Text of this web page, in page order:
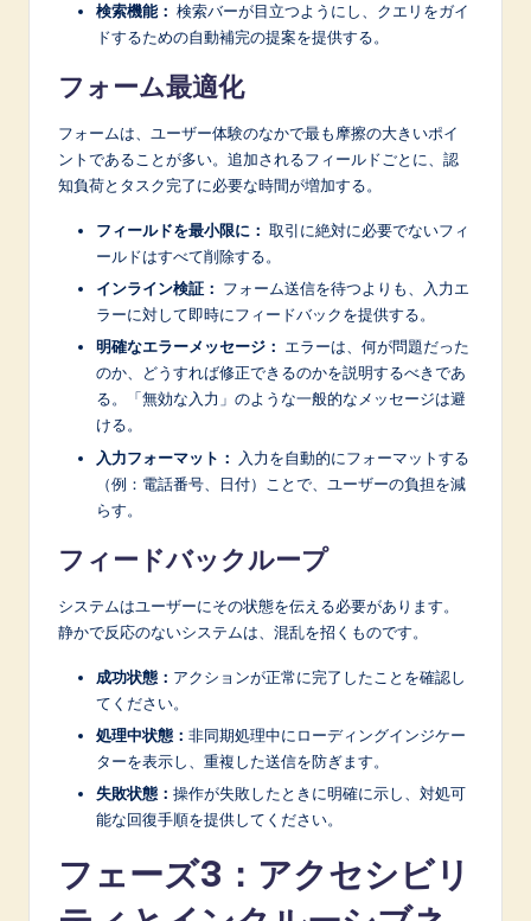
検索機能： 検索バーが目立つようにし、クエリをガイ
ドするための自動補完の提案を提供する。
フォーム最適化
フォームは、ユーザー体験のなかで最も摩擦の大きいポイ
ントであることが多い。追加されるフィールドごとに、認
知負荷とタスク完了に必要な時間が増加する。
フィールドを最小限に： 取引に絶対に必要でないフィ
ールドはすべて削除する。
インライン検証： フォーム送信を待つよりも、入力エ
ラーに対して即時にフィードバックを提供する。
明確なエラーメッセージ： エラーは、何が問題だった
のか、どうすれば修正できるのかを説明するべきであ
る。「無効な入力」のような一般的なメッセージは避
ける。
入力フォーマット：
入力を自動的にフォーマットする
（例：電話番号、日付）ことで、ユーザーの負担を減
らす。
フィードバックループ
システムはユーザーにその状態を伝える必要があります。
静かで反応のないシステムは、混乱を招くものです。
成功状態： アクションが正常に完了したことを確認し
てください。
処理中状態： 非同期処理中にローディングインジケー
ターを表示し、重複した送信を防ぎます。
失敗状態： 操作が失敗したときに明確に示し、対処可
能な回復手順を提供してください。
フェーズ3：アクセシビリ